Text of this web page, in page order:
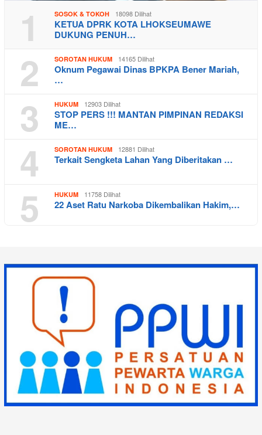
1 SOSOK & TOKOH 18098 Dilihat
KETUA DPRK KOTA LHOKSEUMAWE
DUKUNG PENUH…
2 SOROTAN HUKUM 14165 Dilihat
Oknum Pegawai Dinas BPKPA Bener Mariah,
…
3 HUKUM 12903 Dilihat
STOP PERS !!! MANTAN PIMPINAN REDAKSI
ME…
4 SOROTAN HUKUM 12881 Dilihat
Terkait Sengketa Lahan Yang Diberitakan …
5 HUKUM 11758 Dilihat
22 Aset Ratu Narkoba Dikembalikan Hakim,…